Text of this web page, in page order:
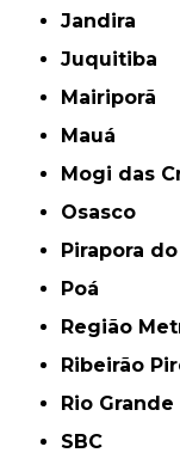
Jandira
Juquitiba
Mairiporã
Mauá
Mogi das
Osasco
Pirapora
Poá
Região
Ribeirão
Rio
SBC